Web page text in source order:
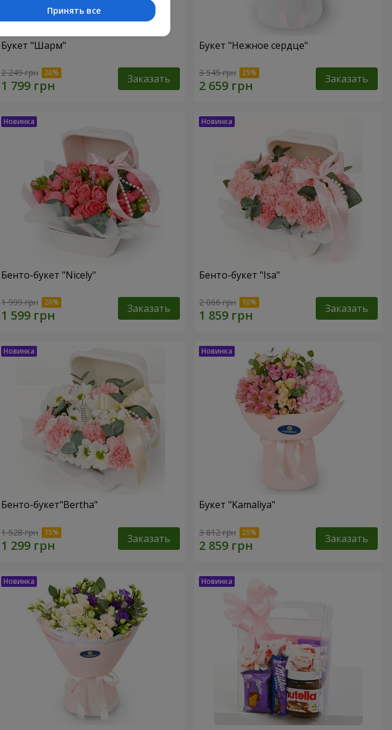
Букет "Шарм"
2 249 грн Заказать
Букет "Нежное сердце"
3 545 грн Заказать
Бенто-букет "Nicely"
1 999 грн Заказать
Бенто-букет "Isa"
2 066 грн Заказать
Бенто-букет"Bertha"
1 528 грн Заказать
Букет "Kamaliya"
3 812 грн Заказать
Принять все